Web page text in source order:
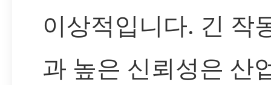
이상적입니다. 긴 작
과 높은 신뢰성은 산